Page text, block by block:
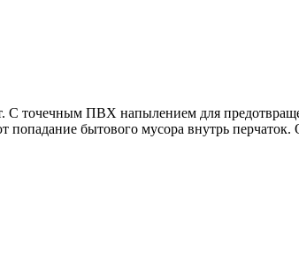
С точечным ПВХ напылением для
бытового мусора внутрь